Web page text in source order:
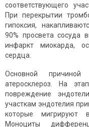
соответствующего
При перекрытии
гипоксия,
90% просвета сосуда
инфаркт миокарда,
сердца.
Основной причиной
атеросклероз. На
повреждение
участкам эндотелия
которые мигрируют в
Моноциты